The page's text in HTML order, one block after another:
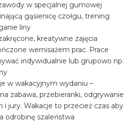
w specjalnej gumowej
gąsienicę czołgu, trening
liny
kreatywne zajęcia
wernisażem prac. Prace
indywidualnie lub grupowo np.
w wakacyjnym wydaniu –
zabawa, przebieranki, odgrywanie
i jury. Wakacje to przecież czas aby
odrobinę szaleństwa